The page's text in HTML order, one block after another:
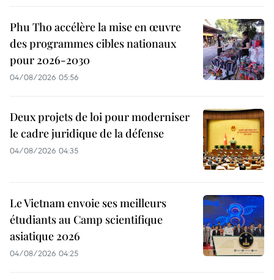
Phu Tho accélère la mise en œuvre
des programmes cibles nationaux
pour 2026-2030
04/08/2026 05:56
Deux projets de loi pour moderniser
le cadre juridique de la défense
04/08/2026 04:35
Le Vietnam envoie ses meilleurs
étudiants au Camp scientifique
asiatique 2026
04/08/2026 04:25